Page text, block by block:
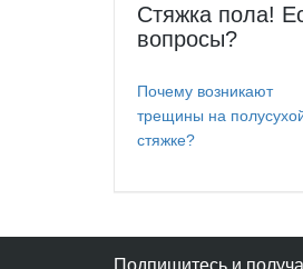
Стяжка пола!
вопросы?
Почему возникают
трещины на
стяжке?
Подпишитесь и